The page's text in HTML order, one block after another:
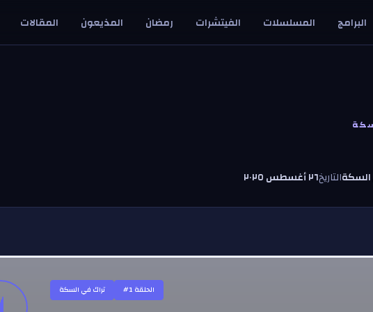
البرامج المسلسلات الفيتشرات رمضان المذيعون المقالات
التاريخ٢٦ أغسطس ٢٠٢٥
تراك في السكة #الحلقة 1